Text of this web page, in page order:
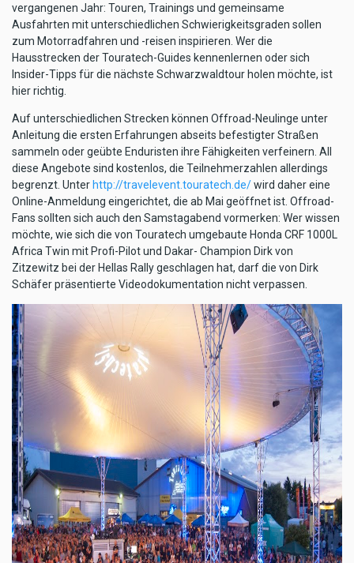
vergangenen Jahr: Touren, Trainings und gemeinsame
Ausfahrten mit unterschiedlichen Schwierigkeitsgraden sollen
zum Motorradfahren und -reisen inspirieren. Wer die
Hausstrecken der Touratech-Guides kennenlernen oder sich
Insider-Tipps für die nächste Schwarzwaldtour holen möchte, ist
hier richtig.
Auf unterschiedlichen Strecken können Offroad-Neulinge unter
Anleitung die ersten Erfahrungen abseits befestigter Straßen
sammeln oder geübte Enduristen ihre Fähigkeiten verfeinern. All
diese Angebote sind kostenlos, die Teilnehmerzahlen allerdings
begrenzt. Unter http://travelevent.touratech.de/wird daher eine
Online-Anmeldung eingerichtet, die ab Mai geöffnet ist. Offroad-
Fans sollten sich auch den Samstagabend vormerken: Wer wissen
möchte, wie sich die von Touratech umgebaute Honda CRF 1000L
Africa Twin mit Profi-Pilot und Dakar- Champion Dirk von
Zitzewitz bei der Hellas Rally geschlagen hat, darf die von Dirk
Schäfer präsentierte Videodokumentation nicht verpassen.